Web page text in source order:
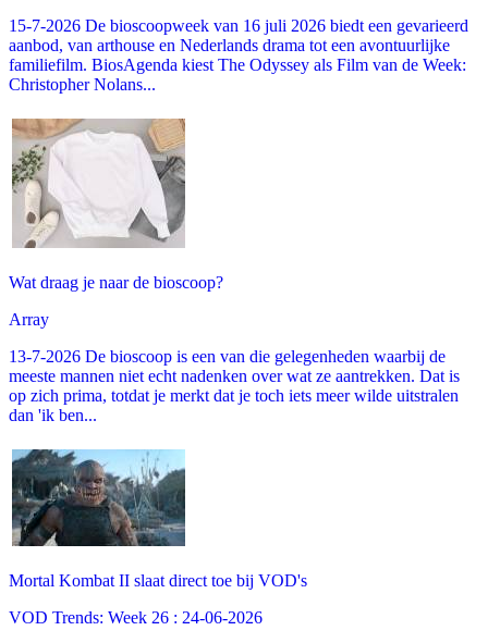
15-7-2026 De bioscoopweek van 16 juli 2026 biedt een gevarieerd
aanbod, van arthouse en Nederlands drama tot een avontuurlijke
familiefilm. BiosAgenda kiest The Odyssey als Film van de Week:
Christopher Nolans...
Wat draag je naar de bioscoop?
Array
13-7-2026 De bioscoop is een van die gelegenheden waarbij de
meeste mannen niet echt nadenken over wat ze aantrekken. Dat is
op zich prima, totdat je merkt dat je toch iets meer wilde uitstralen
dan 'ik ben...
Mortal Kombat II slaat direct toe bij VOD's
VOD Trends: Week 26 : 24-06-2026